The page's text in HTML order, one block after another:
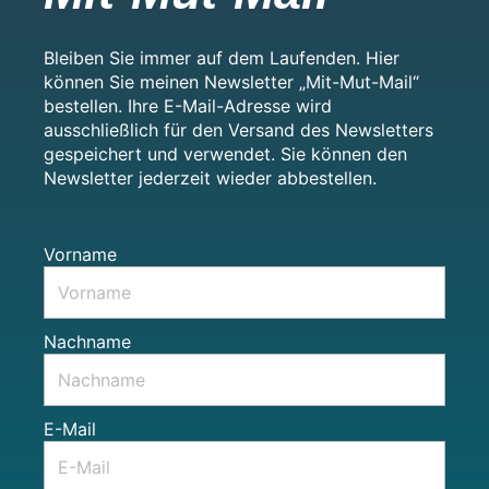
Bleiben Sie immer auf dem Laufenden. Hier
können Sie meinen Newsletter „Mit-Mut-Mail“
bestellen. Ihre E-Mail-Adresse wird
ausschließlich für den Versand des Newsletters
gespeichert und verwendet. Sie können den
Newsletter jederzeit wieder abbestellen.
Vorname
Nachname
E-Mail